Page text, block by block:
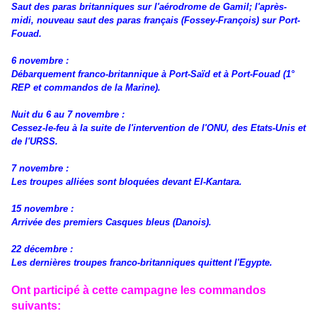
Saut des paras britanniques sur l'aérodrome de Gamil; l'après-
midi, nouveau saut des paras français (Fossey-François) sur Port-
Fouad.
6 novembre :
Débarquement franco-britannique à Port-Saïd et à Port-Fouad (1°
REP et commandos de la Marine).
Nuit du 6 au 7 novembre :
Cessez-le-feu à la suite de l'intervention de l'ONU, des Etats-Unis et
de l'URSS.
7 novembre :
Les troupes alliées sont bloquées devant El-Kantara.
15 novembre :
Arrivée des premiers Casques bleus (Danois).
22 décembre :
Les dernières troupes franco-britanniques quittent l'Egypte.
Ont participé à cette campagne les commandos
suivants: